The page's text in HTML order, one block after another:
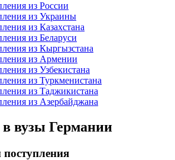
из России
из Украины
из Казахстана
из Беларуси
из Кыргызстана
из Армении
из Узбекистана
из Туркменистана
из Таджикистана
из Азербайджана
вузы Германии